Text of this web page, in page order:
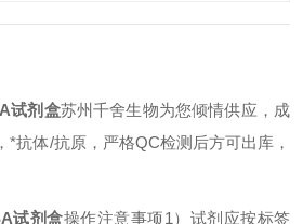
试剂盒苏州千舍生物为您倾情供应，成
*抗体/抗原，严格QC检测后方可出库，
试剂盒操作注意事项1）试剂应按标签